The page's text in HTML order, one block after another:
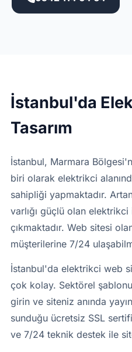
İstanbul'da
Tasarım
İstanbul, Marmara
biri olarak elektrikci
sahipliği yapmaktadır.
varlığı güçlü olan
çıkmaktadır. Web sitesi
müşterilerine 7/24
İstanbul'da elektrikci web
çok kolay. Sektörel
girin ve siteniz anında
sunduğu ücretsiz SSL
ve 7/24 teknik destek ile